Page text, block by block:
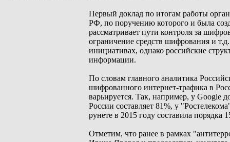
Первый доклад по итогам работы
РФ, по поручению которого и была
рассматривает пути контроля за
ограничение средств шифрования и
инициативах, однако российские
информации.
По словам главного аналитика
шифрованного интернет-трафика в
варьируется. Так, например, у Google
России составляет 81%, у
рунете в 2015 году составила
Отметим, что ранее в рамках